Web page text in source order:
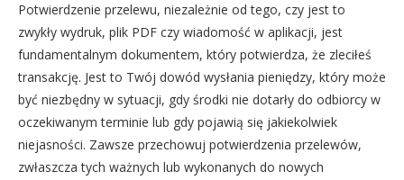
Potwierdzenie przelewu, niezależnie od tego, czy jest to
zwykły wydruk, plik PDF czy wiadomość w aplikacji, jest
fundamentalnym dokumentem, który potwierdza, że zleciłeś
transakcję. Jest to Twój dowód wysłania pieniędzy, który może
być niezbędny w sytuacji, gdy środki nie dotarły do odbiorcy w
oczekiwanym terminie lub gdy pojawią się jakiekolwiek
niejasności. Zawsze przechowuj potwierdzenia przelewów,
zwłaszcza tych ważnych lub wykonanych do nowych